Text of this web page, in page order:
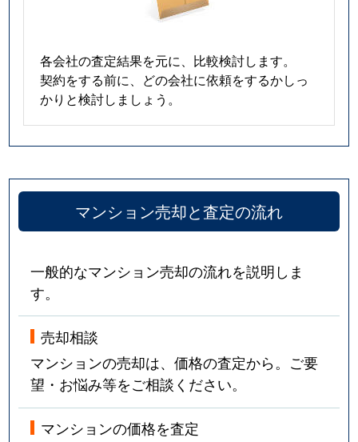
各会社の査定結果を元に、比較検討します。
契約をする前に、どの会社に依頼をするかしっ
かりと検討しましょう。
マンション売却と査定の流れ
一般的なマンション売却の流れを説明しま
す。
売却相談
マンションの売却は、価格の査定から。ご要
望・お悩み等をご相談ください。
マンションの価格を査定